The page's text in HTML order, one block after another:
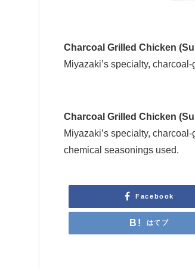
Charcoal Grilled Chicken
Miyazaki’s specialty,
Charcoal Grilled Chicken
Miyazaki’s specialty,
chemical seasonings used.
Facebook
はてブ